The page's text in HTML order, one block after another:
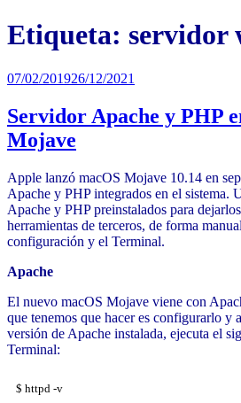
Etiqueta: servidor
Publicado
07/02/201926/12/2021
Servidor Apache y PHP
Mojave
Apple lanzó macOS Mojave 10.14 en
Apache y PHP integrados en el sistema.
Apache y PHP preinstalados para
herramientas de terceros, de forma
configuración y el Terminal.
Apache
El nuevo macOS Mojave viene con
que tenemos que hacer es configurarlo y
versión de Apache instalada, ejecuta el
Terminal:
$ httpd -v